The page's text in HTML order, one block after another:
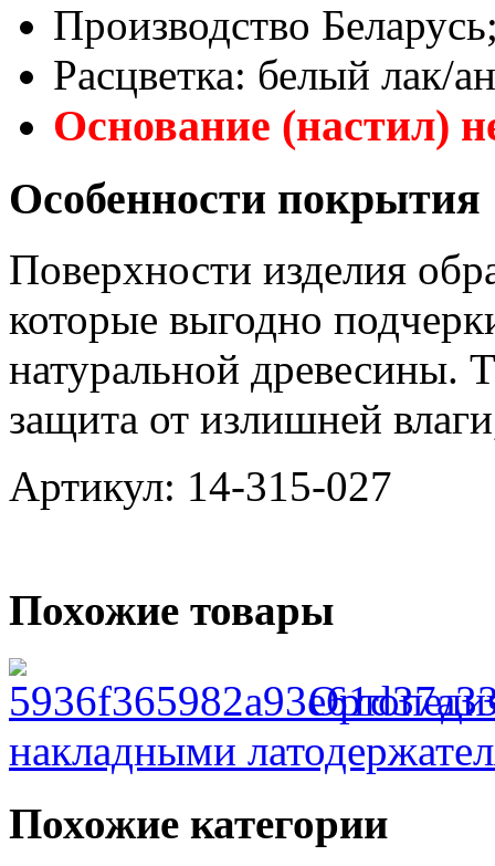
Производство
Расцветка: белый лак/
Основание (настил)
Особенности покрытия
Поверхности изделия
которые выгодно
натуральной древесины.
защита от излишней
Артикул: 14-315-027
Похожие товары
накладными
Похожие категории